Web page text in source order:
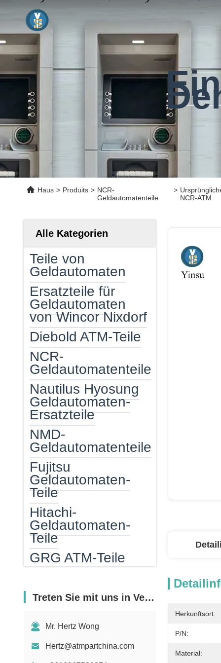
Haus > Produits > NCR-
Geldautomatenteile
>
NCR-ATM
Alle Kategorien
Teile von
Geldautomaten
Ersatzteile für
Geldautomaten
von Wincor Nixdorf
Diebold ATM-Teile
NCR-
Geldautomatenteile
Nautilus Hyosung
Geldautomaten-
Ersatzteile
NMD-
Geldautomatenteile
Fujitsu
Geldautomaten-
Teile
Hitachi-
Geldautomaten-
Teile
GRG ATM-Teile
Geldkassette für
Atm epp
ATM-Kartenleser
Treten Sie mit uns in Verbindung
Mr. Hertz Wong
Hertz@atmpartchina.com
Herkunftsort:
P/N:
Material: